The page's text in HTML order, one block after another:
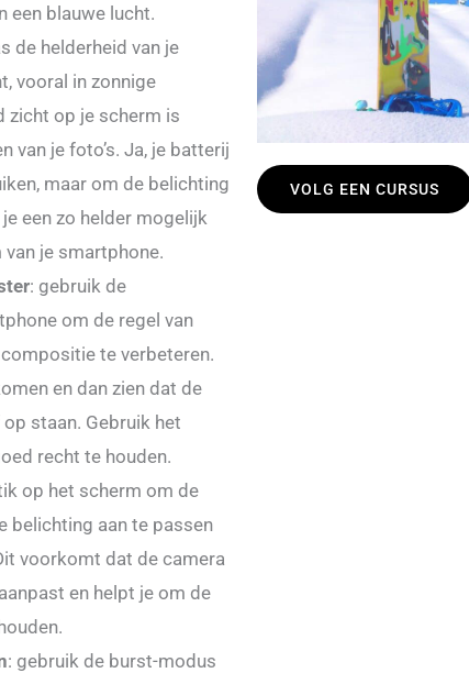
een blauwe lucht.
de helderheid van je
vooral in zonnige
zicht op je scherm is
van je foto’s. Ja, je batterij
maar om de belichting
een zo helder mogelijk
je smartphone.
: gebruik de
om de regel van
te verbeteren.
en dan zien dat de
staan. Gebruik het
recht te houden.
op het scherm om de
belichting aan te passen
voorkomt dat de camera
en helpt je om de
: gebruik de burst-modus
VOLG EEN CURSUS